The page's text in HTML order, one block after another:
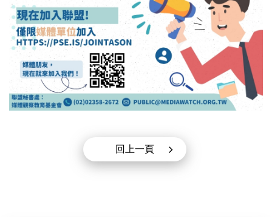
回上一頁